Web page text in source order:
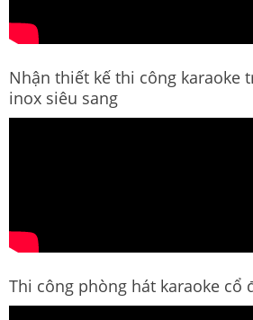
Nhận thiết kế thi công karaoke
inox siêu sang
Thi công phòng hát karaoke cổ